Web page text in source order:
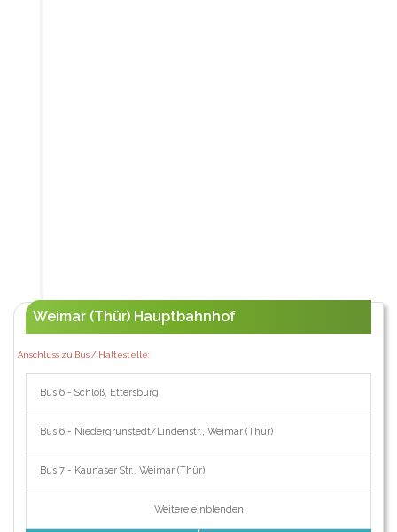
Weimar (Thür) Hauptbahnhof
Anschluss zu Bus / Haltestelle:
Bus 6 - Schloß, Ettersburg
Bus 6 - Niedergrunstedt/Lindenstr., Weimar (Thür)
Bus 7 - Kaunaser Str., Weimar (Thür)
Weitere einblenden